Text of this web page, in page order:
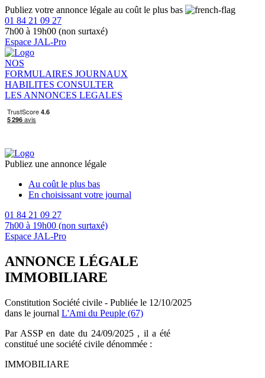
Publiez votre annonce légale au coût le plus bas
01 84 21 09 27
7h00 à 19h00 (non surtaxé)
Espace JAL-Pro
NOS
FORMULAIRES JOURNAUX
HABILITES CONSULTER
LES ANNONCES LEGALES
Publiez une annonce légale
Au coût le plus bas
En choisissant votre journal
01 84 21 09 27
7h00 à 19h00 (non surtaxé)
Espace JAL-Pro
ANNONCE LÉGALE
IMMOBILIARE
Constitution Société civile - Publiée le 12/10/2025
dans le journal L'Ami du Peuple (67)
Par ASSP en date du 24/09/2025 , il a été
constitué une société civile dénommée :
IMMOBILIARE